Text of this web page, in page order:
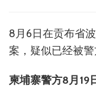
8月6日在贡布省
案，疑似已经被警
柬埔寨警方8月19